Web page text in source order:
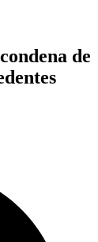
de